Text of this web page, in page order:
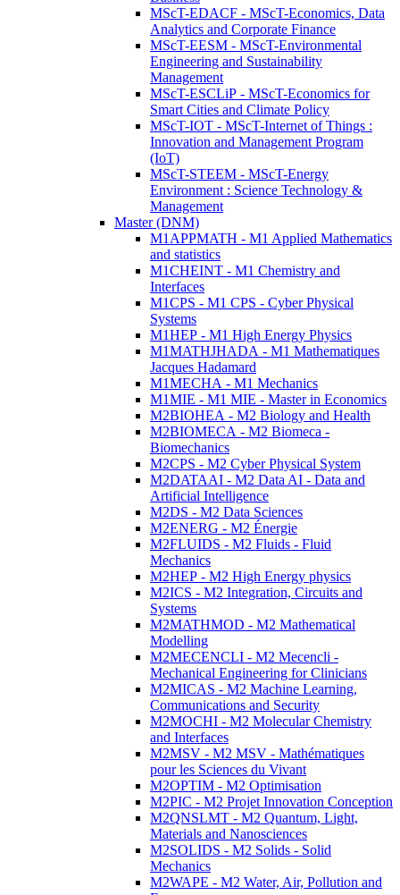
MScT-EDACF - MScT-Economics, Data
Analytics and Corporate Finance
MScT-EESM - MScT-Environmental
Engineering and Sustainability
Management
MScT-ESCLiP - MScT-Economics for
Smart Cities and Climate Policy
MScT-IOT - MScT-Internet of Things :
Innovation and Management Program
(IoT)
MScT-STEEM - MScT-Energy
Environment : Science Technology &
Management
Master (DNM)
M1APPMATH - M1 Applied Mathematics
and statistics
M1CHEINT - M1 Chemistry and
Interfaces
M1CPS - M1 CPS - Cyber Physical
Systems
M1HEP - M1 High Energy Physics
M1MATHJHADA - M1 Mathematiques
Jacques Hadamard
M1MECHA - M1 Mechanics
M1MIE - M1 MIE - Master in Economics
M2BIOHEA - M2 Biology and Health
M2BIOMECA - M2 Biomeca -
Biomechanics
M2CPS - M2 Cyber Physical System
M2DATAAI - M2 Data AI - Data and
Artificial Intelligence
M2DS - M2 Data Sciences
M2ENERG - M2 Énergie
M2FLUIDS - M2 Fluids - Fluid
Mechanics
M2HEP - M2 High Energy physics
M2ICS - M2 Integration, Circuits and
Systems
M2MATHMOD - M2 Mathematical
Modelling
M2MECENCLI - M2 Mecencli -
Mechanical Engineering for Clinicians
M2MICAS - M2 Machine Learning,
Communications and Security
M2MOCHI - M2 Molecular Chemistry
and Interfaces
M2MSV - M2 MSV - Mathématiques
pour les Sciences du Vivant
M2OPTIM - M2 Optimisation
M2PIC - M2 Projet Innovation Conception
M2QNSLMT - M2 Quantum, Light,
Materials and Nanosciences
M2SOLIDS - M2 Solids - Solid
Mechanics
M2WAPE - M2 Water, Air, Pollution and